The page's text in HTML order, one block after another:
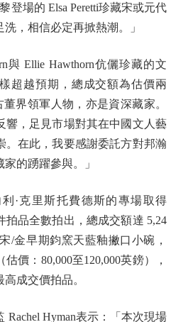
登場的 Elsa Peretti珍藏宋或元代
，相信必定再掀熱潮。」
Ellie Hawthorn伉儷珍藏的文
超越預期，總成交額為估價兩
界領軍人物，亦是資深藏家。
響，足見市場對其在中國文人藝
。在此，我要感謝委託方對邦瀚
的踴躍參與。」
克里斯托費德斯的專場取得
拍品全數拍出，總成交額達 5,24
/金早期鈞窯天藍釉撇口小碗，
估價：80,000至120,000英鎊），
成交價拍品。
Hyman表示：「本次現場